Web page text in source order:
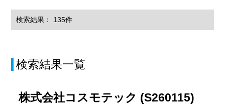
検索結果： 135件
検索結果一覧
株式会社コスモテック (S260115)